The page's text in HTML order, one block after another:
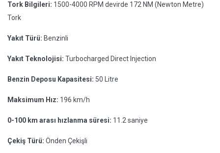
Tork Bilgileri: 1500-4000 RPM devirde 172 NM (Newton Metre)
Tork
Yakıt Türü: Benzinli
Yakıt Teknolojisi: Turbocharged Direct Injection
Benzin Deposu Kapasitesi: 50 Litre
Maksimum Hız: 196 km/h
0-100 km arası hızlanma süresi: 11.2 saniye
Çekiş Türü: Önden Çekişli